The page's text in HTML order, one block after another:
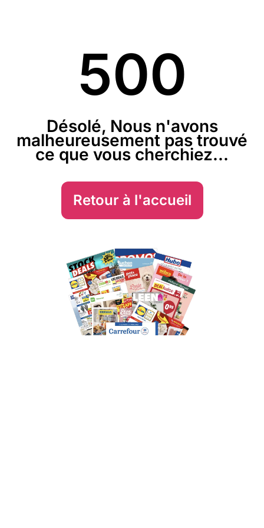
500
Désolé, Nous n'avons
malheureusement pas trouvé
ce que vous cherchiez...
Retour à l'accueil